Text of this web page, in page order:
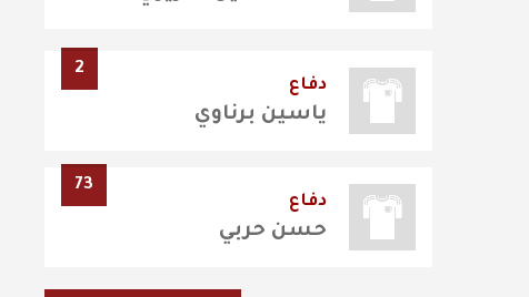
2
دفاع
ياسين برناوي
73
دفاع
حسن حربي